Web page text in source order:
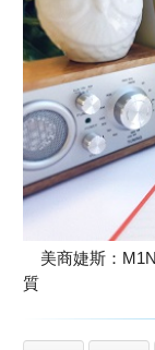
美商婕斯：
質